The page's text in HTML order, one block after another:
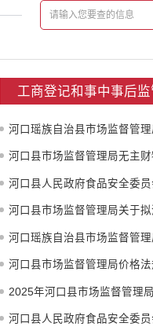
工商登记和事中事后
河口县市场监督管理局无主
河口县人民政府食品安全委
河口县市场监督管理局关于
河口瑶族自治县市场监督管
河口县市场监督管理局价格
2025年河口县市场监督管理
河口县人民政府食品安全委